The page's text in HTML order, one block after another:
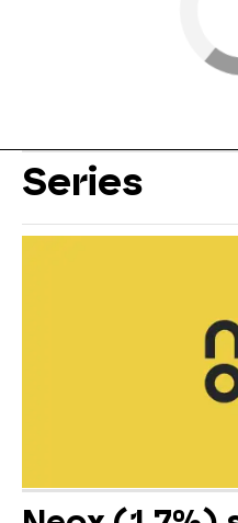
Series